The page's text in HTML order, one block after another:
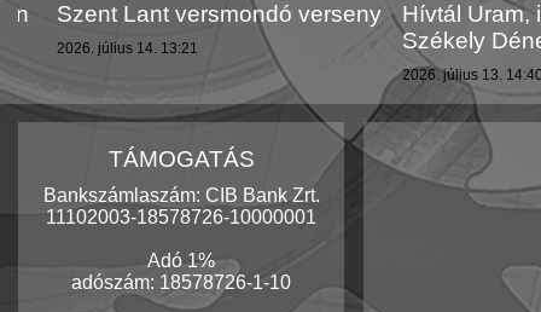
Szent Lant versmondó verseny
2026. július 14. 13:21
Hívtál Uram, itt
Székely Dénes
2026. július 13. 14:40
TÁMOGATÁS
Bankszámlaszám: CIB Bank Zrt.
11102003-18578726-10000001
Adó 1%
adószám: 18578726-1-10